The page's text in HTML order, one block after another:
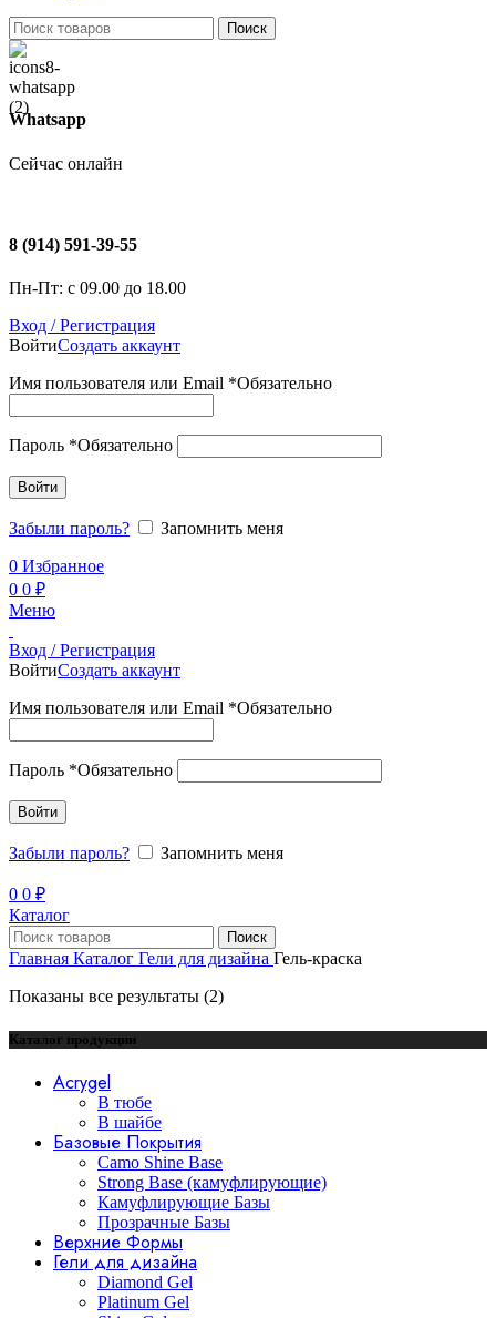
Поиск
Whatsapp
Сейчас онлайн
8 (914) 591-39-55
Пн-Пт: с 09.00 до 18.00
Вход / Регистрация
ВойтиСоздать аккаунт
Имя пользователя или Email *Обязательно
Пароль *Обязательно
Войти
Забыли пароль?
Запомнить меня
0 Избранное
0 0 ₽
Меню
Вход / Регистрация
ВойтиСоздать аккаунт
Имя пользователя или Email *Обязательно
Пароль *Обязательно
Войти
Забыли пароль? Запомнить меня
0 0 ₽
Каталог
Поиск
Главная Каталог Гели для дизайна Гель-краска
Показаны все результаты (2)
Каталог продукции
Acrygel
В тюбе
В шайбе
Базовые Покрытия
Camo Shine Base
Strong Base (камуфлирующие)
Камуфлирующие Базы
Прозрачные Базы
Верхние Формы
Гели для дизайна
Diamond Gel
Platinum Gel